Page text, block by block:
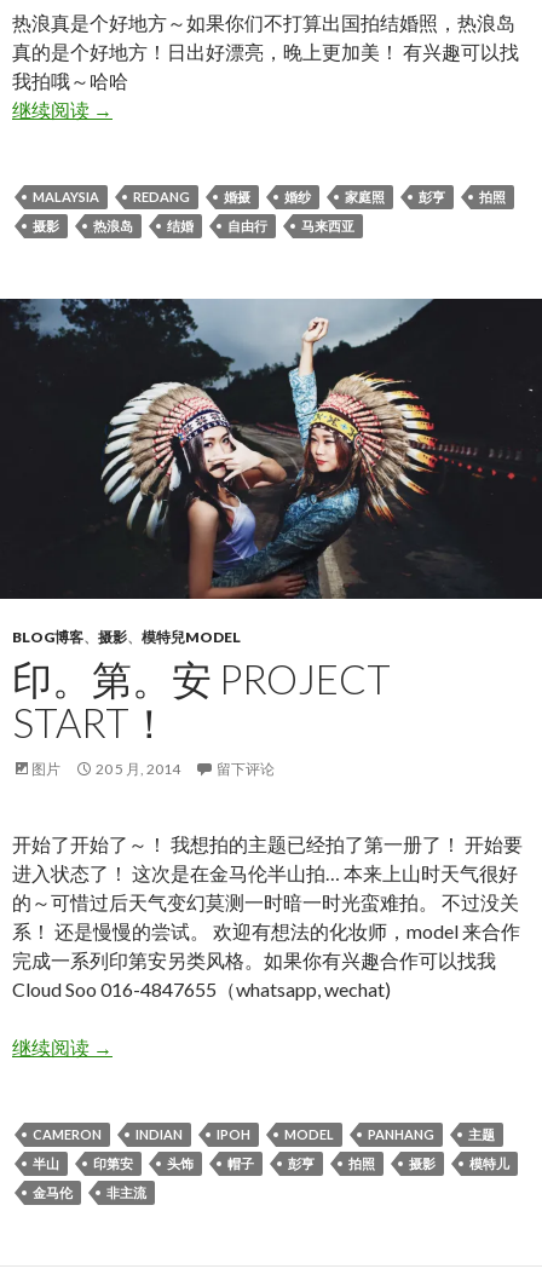
热浪真是个好地方～如果你们不打算出国拍结婚照，热浪岛
真的是个好地方！日出好漂亮，晚上更加美！ 有兴趣可以找
我拍哦～哈哈
继续阅读热浪岛 Redang 之 家庭照。
→
MALAYSIA REDANG 婚摄 婚纱 家庭照 彭亨
拍照
摄影
热浪岛 结婚 自由行 马来西亚
BLOG博客、 摄影、 模特兒MODEL
印。第。安 PROJECT
START！
图片 20 5 月, 2014 留下评论
开始了开始了～！ 我想拍的主题已经拍了第一册了！ 开始要
进入状态了！ 这次是在金马伦半山拍… 本来上山时天气很好
的～可惜过后天气变幻莫测一时暗一时光蛮难拍。 不过没关
系！ 还是慢慢的尝试。 欢迎有想法的化妆师，model 来合作
完成一系列印第安另类风格。如果你有兴趣合作可以找我
Cloud Soo 016-4847655（whatsapp, wechat)
继续阅读印。第。安 Project Start！
→
CAMERON INDIAN IPOH MODEL PANHANG
主题
半山
印第安 头饰 帽子 彭亨 拍照 摄影
模特儿
金马伦
非主流